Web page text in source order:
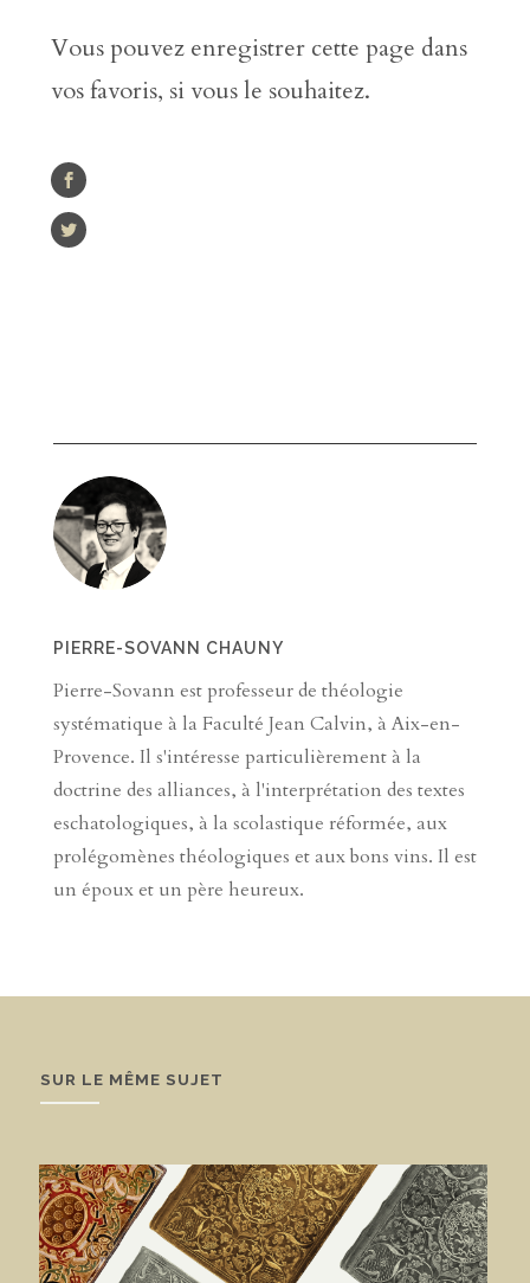
Vous pouvez enregistrer cette page dans
vos favoris, si vous le souhaitez.
PIERRE-SOVANN CHAUNY
Pierre-Sovann est professeur de théologie
systématique à la Faculté Jean Calvin, à Aix-en-
Provence. Il s'intéresse particulièrement à la
doctrine des alliances, à l'interprétation des textes
eschatologiques, à la scolastique réformée, aux
prolégomènes théologiques et aux bons vins. Il est
un époux et un père heureux.
SUR LE MÊME SUJET